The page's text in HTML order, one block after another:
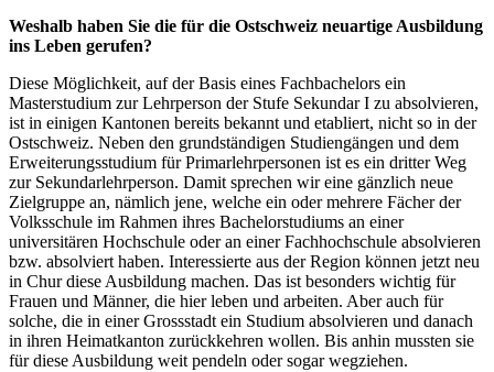
Weshalb haben Sie die für die Ostschweiz neuartige Ausbildung
ins Leben gerufen?
Diese Möglichkeit, auf der Basis eines Fachbachelors ein
Masterstudium zur Lehrperson der Stufe Sekundar I zu absolvieren,
ist in einigen Kantonen bereits bekannt und etabliert, nicht so in der
Ostschweiz. Neben den grundständigen Studiengängen und dem
Erweiterungsstudium für Primarlehrpersonen ist es ein dritter Weg
zur Sekundarlehrperson. Damit sprechen wir eine gänzlich neue
Zielgruppe an, nämlich jene, welche ein oder mehrere Fächer der
Volksschule im Rahmen ihres Bachelorstudiums an einer
universitären Hochschule oder an einer Fachhochschule absolvieren
bzw. absolviert haben. Interessierte aus der Region können jetzt neu
in Chur diese Ausbildung machen. Das ist besonders wichtig für
Frauen und Männer, die hier leben und arbeiten. Aber auch für
solche, die in einer Grossstadt ein Studium absolvieren und danach
in ihren Heimatkanton zurückkehren wollen. Bis anhin mussten sie
für diese Ausbildung weit pendeln oder sogar wegziehen.